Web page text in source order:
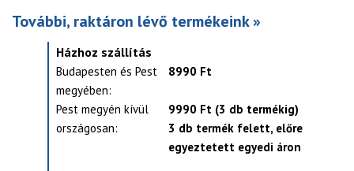
További, raktáron lévő termékeink »
Házhoz szállítás
Budapesten és Pest
megyében:
8990 Ft
Pest megyén kívül
országosan:
9990 Ft (3 db termékig)
3 db termék felett, előre
egyeztetett egyedi áron